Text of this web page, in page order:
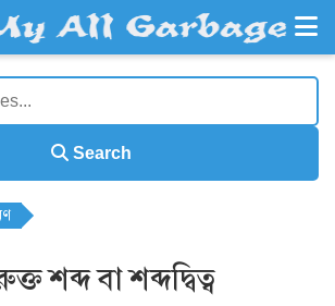
Search
শব্দ বা শব্দদ্বিত্ব